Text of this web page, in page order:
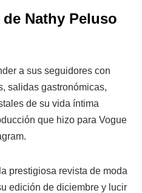
Nathy Peluso
a sus seguidores con
salidas gastronómicas,
de su vida íntima
que hizo para Vogue
prestigiosa revista de moda
edición de diciembre y lucir